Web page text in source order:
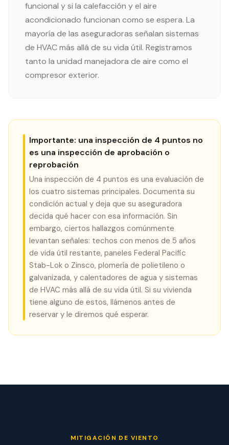
funcional y si la calefacción y el aire
acondicionado funcionan como se espera. La
mayoría de las aseguradoras señalan sistemas
de HVAC más allá de su vida útil. Registramos
tanto la unidad manejadora de aire como el
compresor exterior.
Importante: una inspección de 4 puntos no
es una inspección de aprobación o
reprobación
Una inspección de 4 puntos es una evaluación de
los cuatro sistemas principales. Documenta su
condición actual y deja que su aseguradora
decida qué hacer con esa información. Sin
embargo, ciertos hallazgos comúnmente
levantan señales: techos con menos de 5 años
de vida útil restante, paneles Federal Pacific
Stab-Lok o Zinsco, plomería de polietileno o
galvanizada, y calentadores de agua y sistemas
de HVAC más allá de su vida útil. Si su vivienda
tiene alguno de estos, llámenos antes de
reservar y le diremos qué esperar.
MITIGACIÓN DE VIENTO